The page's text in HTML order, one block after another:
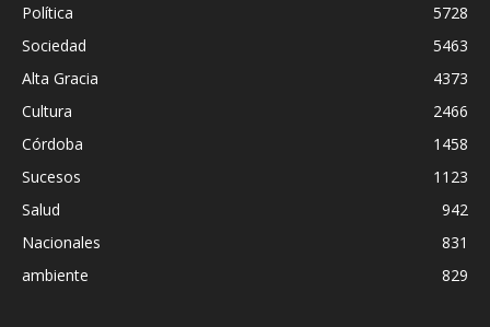
Política
5728
Sociedad
5463
Alta Gracia
4373
Cultura
2466
Córdoba
1458
Sucesos
1123
Salud
942
Nacionales
831
ambiente
829